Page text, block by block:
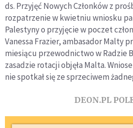
ds. Przyjęć Nowych Członków z
rozpatrzenie w kwietniu wniosku
Palestyny o przyjęcie w poczet
Vanessa Frazier, ambasador Malty
miesiącu przewodnictwo w Radzie
zasadzie rotacji objęła Malta.
nie spotkał się ze sprzeciwem
DEON.PL